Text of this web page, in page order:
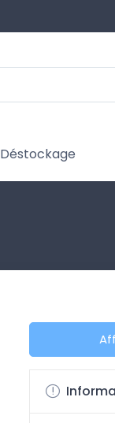
Déstockage